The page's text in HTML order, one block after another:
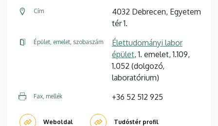
Cím
4032 Debrecen, Egyetem
tér 1.
Épület, emelet, szobaszám
Élettudományi labor
épület, 1. emelet, 1.109,
1.052 (dolgozó,
laboratórium)
Fax, mellék +36 52 512 925
Weboldal Tudóstér profil